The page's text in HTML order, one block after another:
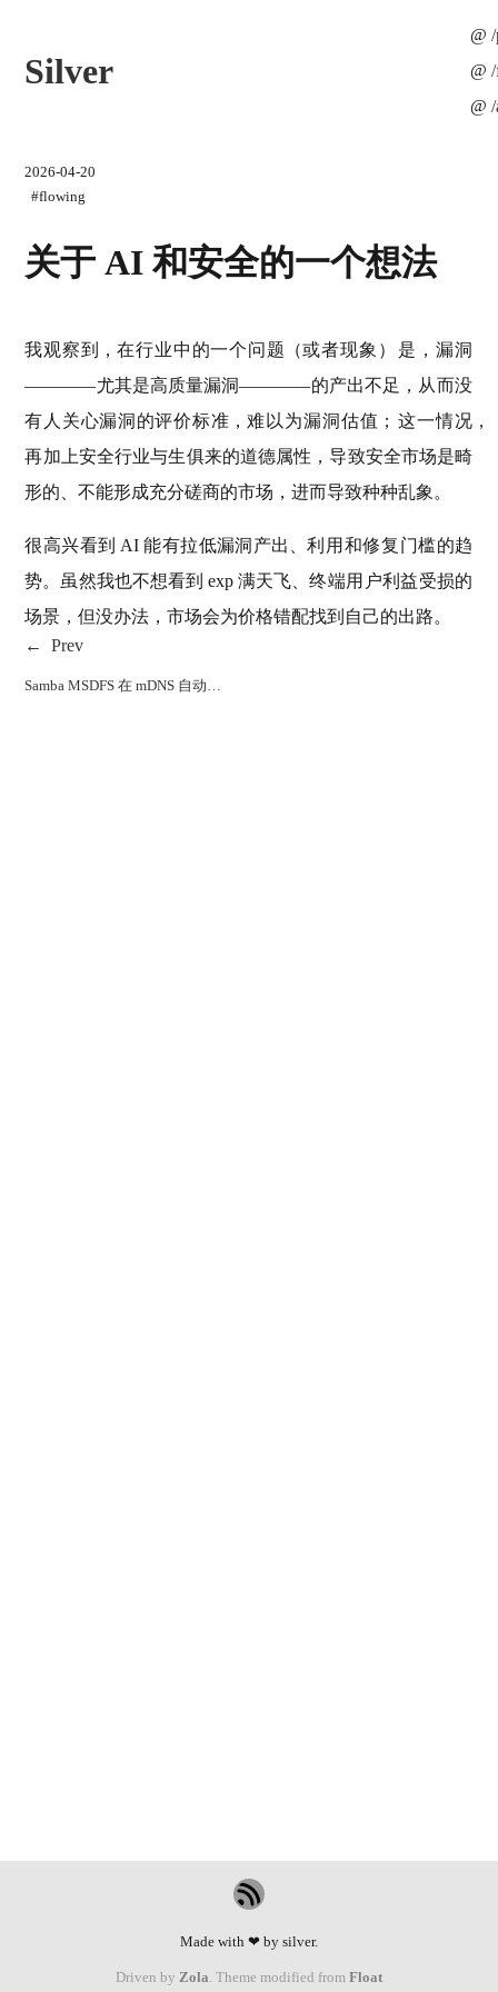
Silver
2026-04-20
#flowing
关于 AI 和安全的一个想法
我观察到 ， 在行业中的一个问题 （或者现象 ） 是 ， 漏洞
————尤其是高质量漏洞————的产出不足 ， 从而没
有人关心漏洞的评价标准 ， 难以为漏洞估值 ； 这一情况 ，
再加上安全行业与生俱来的道德属性 ， 导致安全市场是畸
形的
不能形成充分磋商的市场 ， 进而导致种种乱象 。
很高兴看到 AI 能有拉低漏洞产出
利用和修复门槛的趋
势。 虽然我也不想看到 exp 满天飞
终端用户利益受损的
场景 ， 但没办法 ， 市场会为价格错配找到自己的出路。
Prev
Samba MSDFS 在 mDNS 自动发现环境下的踩坑记录
Made with ❤ by silver.
Driven by Zola . Theme modified from Float